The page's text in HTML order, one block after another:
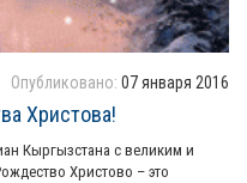
Опубликовано: 07 января 2016
Христова!
Кыргызстана с великим и
Христово – это